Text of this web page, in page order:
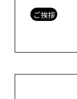
ます。お1人
して勤務され
ご挨拶